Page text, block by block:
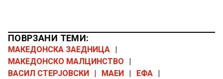
ПОВРЗАНИ ТЕМИ:
МАКЕДОНСКА ЗАЕДНИЦА
МАКЕДОНСКО МАЛЦИНСТВО
ВАСИЛ СТЕРЈОВСКИ
МАЕИ ЕФА